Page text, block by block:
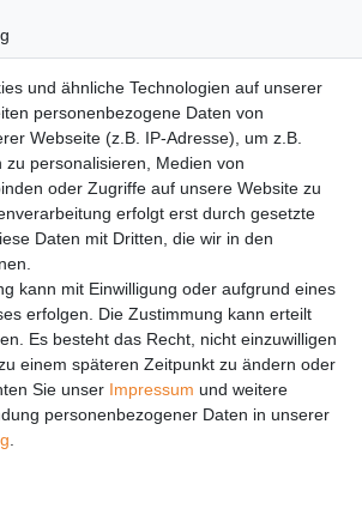
und ähnliche Technologien auf unserer
personenbezogene Daten von
Webseite (z.B. IP-Adresse), um z.B.
zu personalisieren, Medien von
oder Zugriffe auf unsere Website zu
erfolgt erst durch gesetzte
Daten mit Dritten, die wir in den
kann mit Einwilligung oder aufgrund eines
erfolgen. Die Zustimmung kann erteilt
Es besteht das Recht, nicht einzuwilligen
einem späteren Zeitpunkt zu ändern oder
Sie unser Impressum und weitere
personenbezogener Daten in unserer